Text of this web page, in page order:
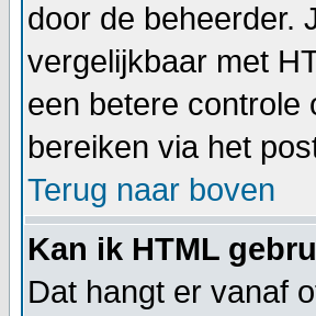
door de beheerder.
vergelijkbaar met
een betere controle
bereiken via het
Terug naar boven
Kan ik HTML
Dat hangt er vanaf